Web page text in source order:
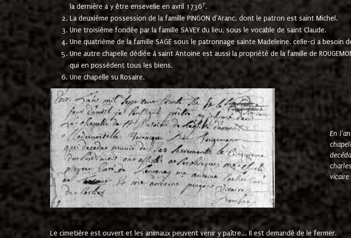
la dernière a y être ensevelie en avril 17367.
La deuxième possession de la famille PINGON d'Aranc, dont le patron est saint Michel.
Une troisième fondée par la famille SAVEY du lieu, sous le vocable de saint Claude.
Une quatrième de la famille SAGE sous le patronnage sainte Madeleine. celle-ci a besoin
Une autre chapelle dédiée à saint Antoine est aussi la propriété de la famille de
qui en possèdent tous les biens.
Une chapelle su Rosaire.
En
vicaire
Le cimetière est ouvert et les animaux peuvent venir y paître... Il est demandé de le fermer.